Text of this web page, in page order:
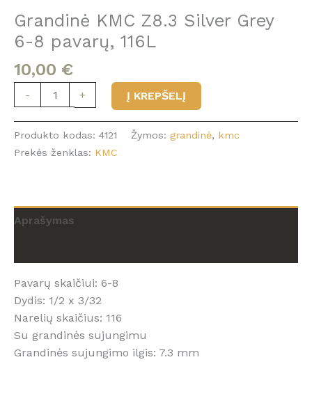
Grandinė KMC Z8.3 Silver Grey
6-8 pavarų, 116L
10,00 €
-
produkto
kiekis:
Grandinė
KMC
Z8.3
6-
116L
+ Į KREPŠELĮ
Produkto kodas: 4121 Žymos: grandinė, kmc
Prekės ženklas: KMC
Aprašymas
Pavarų skaičiui: 6-8
Dydis: 1/2 x 3/32
Narelių skaičius: 116
Su grandinės sujungimu
Grandinės sujungimo ilgis: 7.3 mm